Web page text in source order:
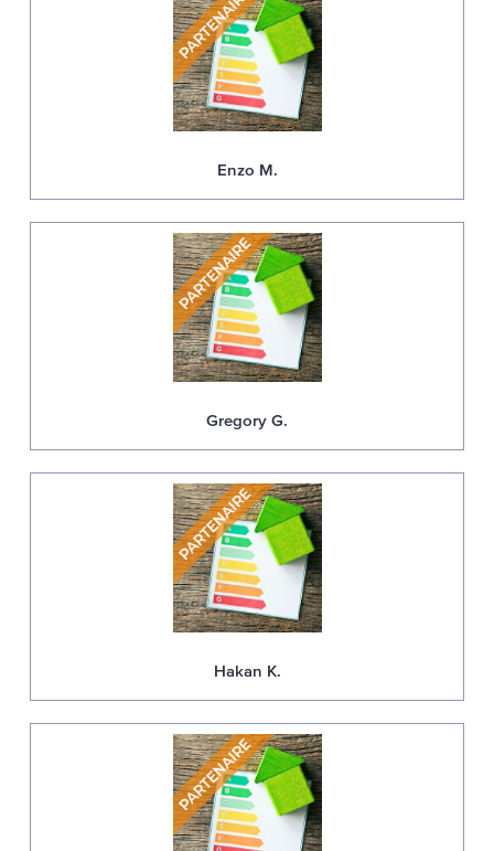
Enzo M.
Gregory G.
Hakan K.